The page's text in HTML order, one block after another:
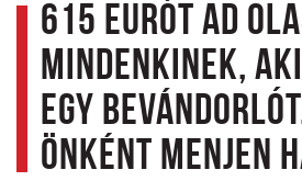
615 eurót ad
mindenkinek,
egy
önként menjen